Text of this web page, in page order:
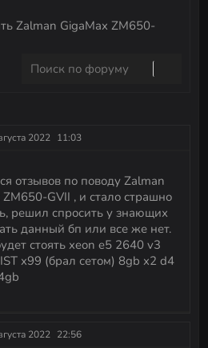
— всё, что известно о
играх: что влияет на FPS и
без восстановления (HDD и
VSync или FPS-лимитер?
Zalman GigaMax ZM650-
2022 11:03
отзывов по поводу Zalman
ZM650-GVII , и стало страшно
решил спросить у знающих
данный бп или все же нет.
стоять xeon e5 2640 v3
x99 (брал сетом) 8gb x2 d4
2022 22:56